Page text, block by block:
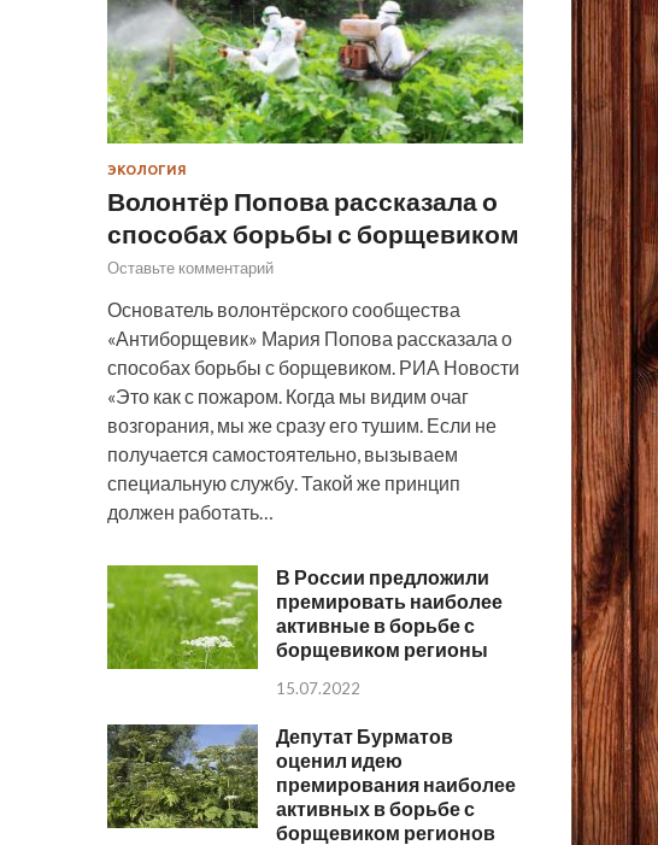
ЭКОЛОГИЯ
Волонтёр Попова рассказала о
способах борьбы с борщевиком
Оставьте комментарий
Основатель волонтёрского сообщества
«Антиборщевик» Мария Попова рассказала о
способах борьбы с борщевиком. РИА Новости
«Это как с пожаром. Когда мы видим очаг
возгорания, мы же сразу его тушим. Если не
получается самостоятельно, вызываем
специальную службу. Такой же принцип
должен работать…
В России предложили
премировать наиболее
активные в борьбе с
борщевиком регионы
15.07.2022
Депутат Бурматов
оценил идею
премирования наиболее
активных в борьбе с
борщевиком регионов